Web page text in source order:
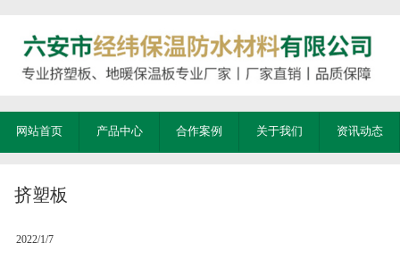
网站首页 产品中心 合作案例 关于我们 资讯动态
挤塑板
2022/1/7